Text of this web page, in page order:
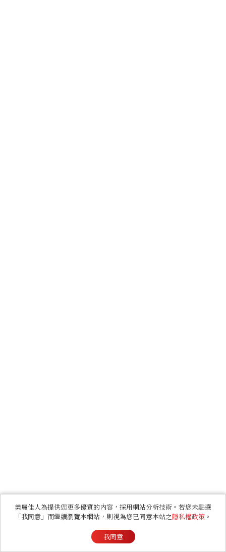
美麗佳人為提供您更多優質的內容，採用網站分析技術。若您未點選
「我同意」而繼續瀏覽本網站，則視為您已同意本站之隱私權政策 。
我同意